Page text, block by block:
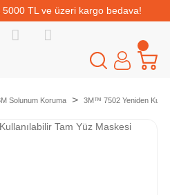
TL ve üzeri kargo bedava!
Solunum Koruma 3M™ 7502 Yeniden